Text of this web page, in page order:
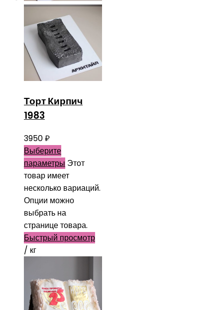
Торт Кирпич
1983
3950₽
Выберите
параметры Этот
товар имеет
несколько вариаций.
Опции можно
выбрать на
странице товара.
Быстрый просмотр
/ кг